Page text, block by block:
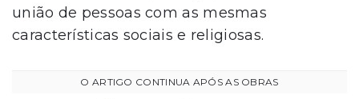
união de pessoas com as mesmas
características sociais e religiosas.